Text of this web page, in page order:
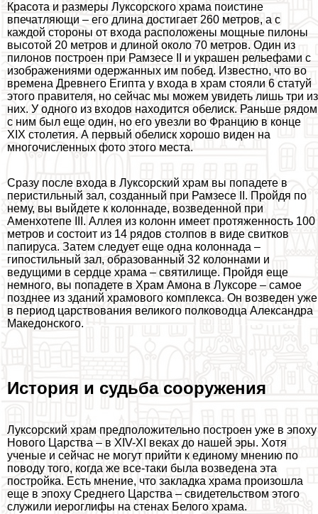
Красота и размеры Луксорского храма поистине
впечатляющи – его длина достигает 260 метров, а с
каждой стороны от входа расположены мощные пилоны
высотой 20 метров и длиной около 70 метров. Один из
пилонов построен при Рамзесе II и украшен рельефами с
изображениями одержанных им побед. Известно, что во
времена Древнего Египта у входа в храм стояли 6 статуй
этого правителя, но сейчас мы можем увидеть лишь три из
них. У одного из входов находится обелиск. Раньше рядом
с ним был еще один, но его увезли во Францию в конце
XIX столетия. А первый обелиск хорошо виден на
многочисленных фото этого места.
Сразу после входа в Луксорский храм вы попадете в
перистильный зал, созданный при Рамзесе II. Пройдя по
нему, вы выйдете к колоннаде, возведенной при
Аменхотепе III. Аллея из колонн имеет протяженность 100
метров и состоит из 14 рядов столпов в виде свитков
папируса. Затем следует еще одна колоннада –
гипостильный зал, образованный 32 колоннами и
ведущими в сердце храма – святилище. Пройдя еще
немного, вы попадете в Храм Амона в Луксоре – самое
позднее из зданий храмового комплекса. Он возведен уже
в период царствования великого полководца Александра
Македонского.
История и судьба сооружения
Луксорский храм предположительно построен уже в эпоху
Нового Царства – в XIV-XI веках до нашей эры. Хотя
ученые и сейчас не могут прийти к единому мнению по
поводу того, когда же все-таки была возведена эта
постройка. Есть мнение, что закладка храма произошла
еще в эпоху Среднего Царства – свидетельством этого
служили иероглифы на стенах Белого храма.